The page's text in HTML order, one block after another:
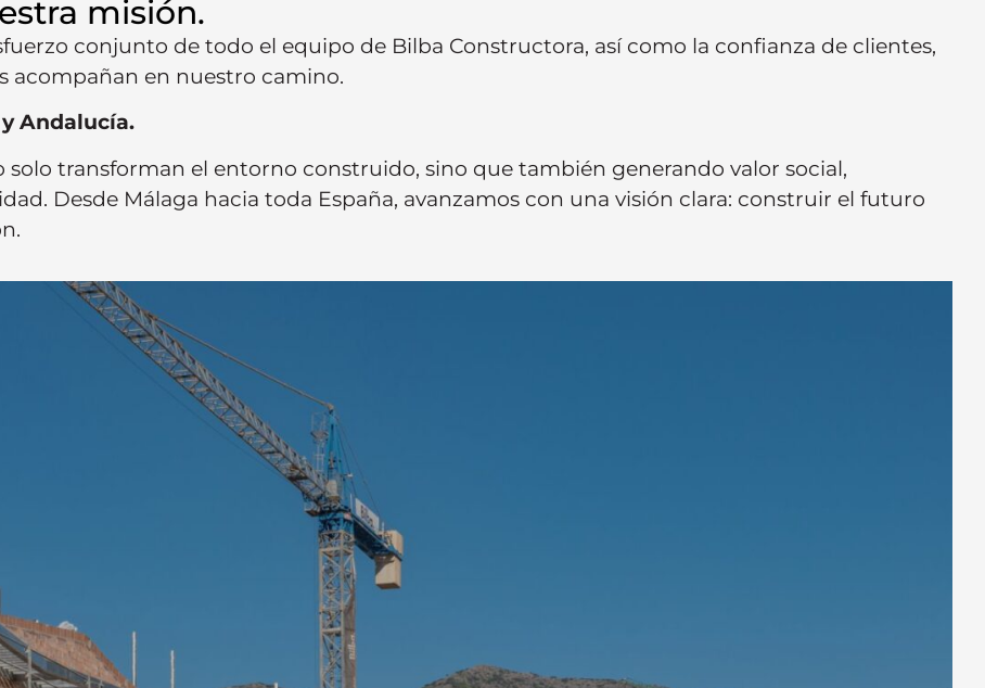
misión.
conjunto de todo el equipo de Bilba Constructora, así como la confianza de clientes,
acompañan en nuestro camino.
Andalucía.
transforman el entorno construido, sino que también generando valor social,
Desde Málaga hacia toda España, avanzamos con una visión clara: construir el futuro